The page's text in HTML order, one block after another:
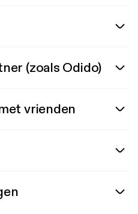
(zoals Odido)
vrienden